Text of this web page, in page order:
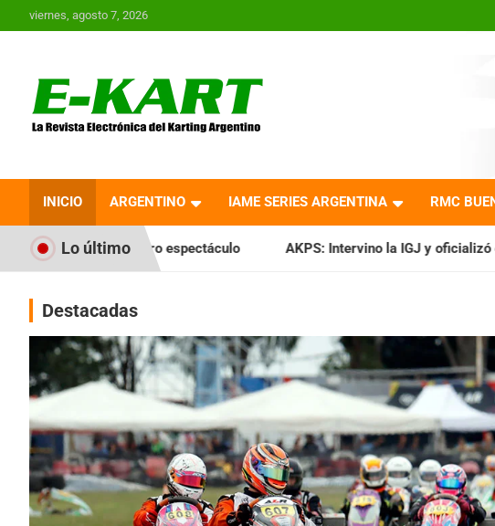
al
viernes, agosto 7, 2026
Revista Electrónica del
Karting en Argentina
INICIO ARGENTINO IAME SERIES ARGENTINA RMC
Lo último
espectáculo AKPS: Intervino la IGJ y oficializó el llamado a Asamblea
Destacadas